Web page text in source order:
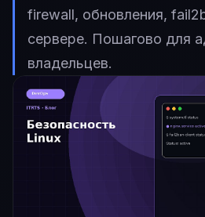
firewall, обновления,
сервере. Пошагово для
владельцев.